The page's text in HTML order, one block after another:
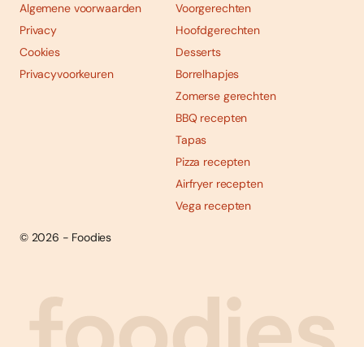
Abonneren
Algemene voorwaarden
Privacy
Cookies
Privacyvoorkeuren
Voorgerechten
Hoofdgerechten
Desserts
Borrelhapjes
Zomerse gerechten
BBQ recepten
Tapas
Pizza recepten
Airfryer recepten
Vega recepten
© 2026 - Foodies